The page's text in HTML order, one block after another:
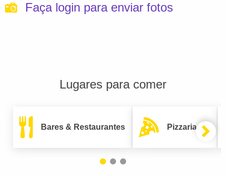
Faça login para enviar fotos
Lugares para comer
Bares & Restaurantes Pizzarias